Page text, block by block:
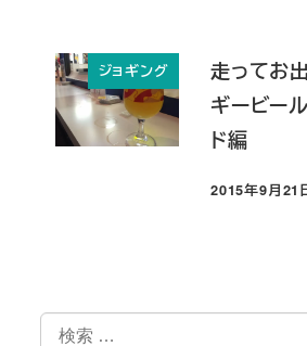
ジョギング
走ってお
ギービー
ド編
投稿日
2015年9月21
検